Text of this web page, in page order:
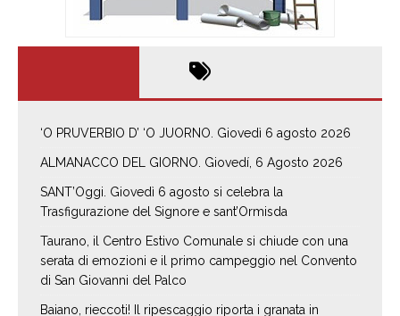
‘O PRUVERBIO D’ ‘O JUORNO. Giovedì 6 agosto 2026
ALMANACCO DEL GIORNO. Giovedí, 6 Agosto 2026
SANT’Oggi. Giovedì 6 agosto si celebra la
Trasfigurazione del Signore e sant’Ormisda
Taurano, il Centro Estivo Comunale si chiude con una
serata di emozioni e il primo campeggio nel Convento
di San Giovanni del Palco
Baiano, rieccoti! Il ripescaggio riporta i granata in